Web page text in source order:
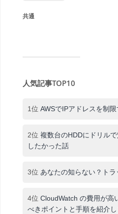
共通
人気記事TOP10
1位 AWSでIPアドレスを制
2位 複数台のHDDにドリル
したかった話
3位 あなたの知らない？ト
4位 CloudWatch の費用が高
べきポイントと手順を紹介し